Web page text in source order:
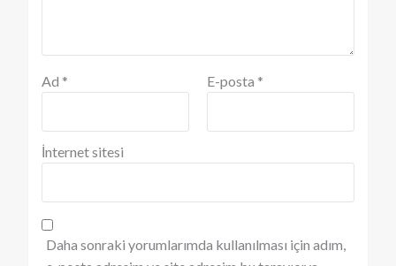
Ad * E-posta *
İnternet sitesi
Daha sonraki yorumlarımda kullanılması için adım,